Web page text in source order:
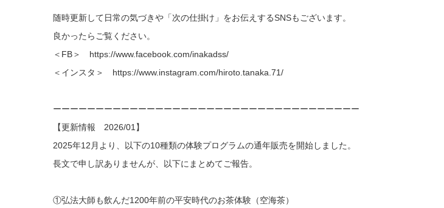
随時更新して日常の気づきや「次の仕掛け」をお伝えするSNSもございます。
良かったらご覧ください。
＜FB＞ https://www.facebook.com/inakadss/
＜インスタ＞ https://www.instagram.com/hiroto.tanaka.71/
ーーーーーーーーーーーーーーーーーーーーーーーーーーーーーーーーーーーー
【更新情報 2026/01】
2025年12月より、以下の10種類の体験プログラムの通年販売を開始しました。
長文で申し訳ありませんが、以下にまとめてご報告。
①弘法大師も飲んだ1200年前の平安時代のお茶体験（空海茶）